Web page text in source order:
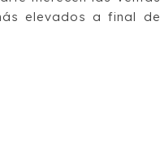
elevados a final de